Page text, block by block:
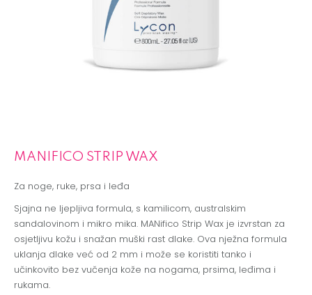
MANIFICO STRIP WAX
Za noge, ruke, prsa i leđa
Sjajna ne ljepljiva formula, s kamilicom, australskim
sandalovinom i mikro mika. MANifico Strip Wax je izvrstan za
osjetljivu kožu i snažan muški rast dlake. Ova nježna formula
uklanja dlake već od 2 mm i može se koristiti tanko i
učinkovito bez vučenja kože na nogama, prsima, leđima i
rukama.